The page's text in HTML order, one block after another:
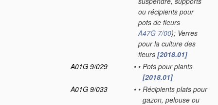
ou récipients pour
pots de fleurs
A47G 7/00); Verres
pour la culture des
fleurs [2018.01]
A01G 9/029
• • Pots pour plants
[2018.01]
A01G 9/033
• • Récipients plats pour
gazon, pelouse ou